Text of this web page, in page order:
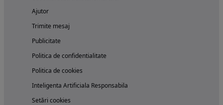
Ajutor
Trimite mesaj
Publicitate
Politica de confidentialitate
Politica de cookies
Inteligenta Artificiala Responsabila
Setări cookies